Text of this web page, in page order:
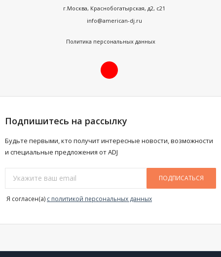
г.Москва, Краснобогатырская, д2, с21
info@american-dj.ru
Политика персональных данных
Подпишитесь на рассылку
Будьте первыми, кто получит интересные новости, возможности
и специальные предложения от ADJ
ПОДПИСАТЬСЯ
Я согласен(a) с политикой персональных данных